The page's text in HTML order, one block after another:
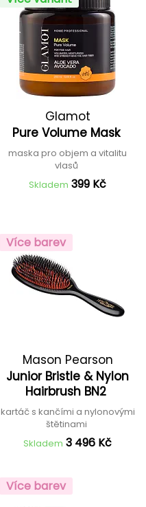
Glamot
Pure Volume Mask
maska pro objem a vitalitu
vlasů
Skladem 399 Kč
Více barev
Mason Pearson
Junior Bristle & Nylon
Hairbrush BN2
kartáč s kančími a nylonovými
štětinami
Skladem 3 496 Kč
Více barev